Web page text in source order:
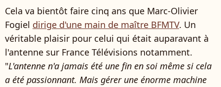
Cela va bientôt faire cinq ans que Marc-Olivier
Fogiel dirige d'une main de maître BFMTV. Un
véritable plaisir pour celui qui était auparavant à
l'antenne sur France Télévisions notamment.
"L'antenne n'a jamais été une fin en soi même si cela
a été passionnant. Mais gérer une énorme machine